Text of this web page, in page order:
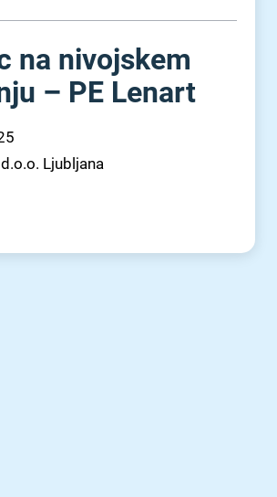
na nivojskem
– PE Lenart
Ljubljana